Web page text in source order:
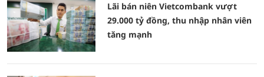
Lãi bán niên Vietcombank vượt
29.000 tỷ đồng, thu nhập nhân viên
tăng mạnh